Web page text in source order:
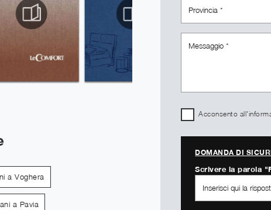
a Voghera
a Pavia
Acconsento
DOMANDA DI
Scrivere la parola